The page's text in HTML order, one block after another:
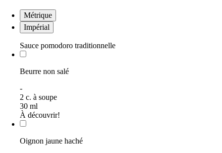
Métrique
Impérial
Sauce pomodoro traditionnelle
Beurre non salé
-
2 c. à soupe
30 ml
À découvrir!
Oignon jaune haché